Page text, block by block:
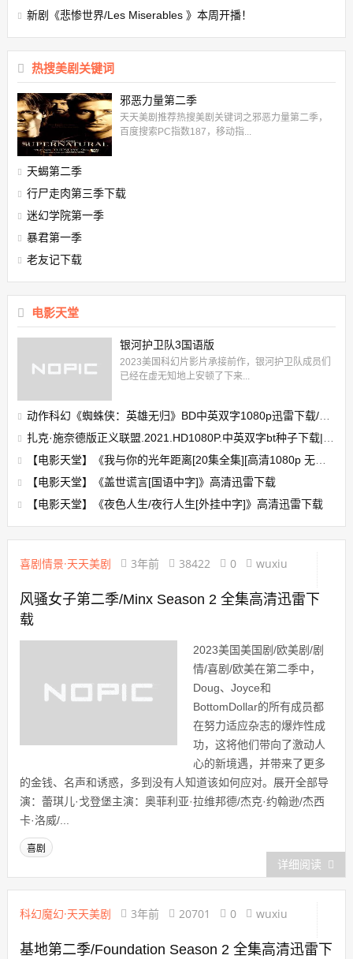
新剧《悲惨世界/Les Miserables 》本周开播！
热搜美剧关键词
邪恶力量第二季
天天美剧推荐热搜美剧关键词之邪恶力量第二季，
百度搜索PC指数187，移动指...
天蝎第二季
行尸走肉第三季下载
迷幻学院第一季
暴君第一季
老友记下载
电影天堂
银河护卫队3国语版
2023美国科幻片影片承接前作，银河护卫队成员们
已经在虚无知地上安顿了下来...
动作科幻《蜘蛛侠：英雄无归》BD中英双字1080p迅雷下载/在线观看
扎克·施奈德版正义联盟.2021.HD1080P.中英双字bt种子下载|迅雷下载
【电影天堂】《我与你的光年距离[20集全集][高清1080p 无水印]》百度云下载
【电影天堂】《盖世谎言[国语中字]》高清迅雷下载
【电影天堂】《夜色人生/夜行人生[外挂中字]》高清迅雷下载
喜剧情景·天天美剧 3年前 38422 0 wuxiu
风骚女子第二季/Minx Season 2 全集高清迅雷下
载
2023美国美国剧/欧美剧/剧
情/喜剧/欧美在第二季中，
Doug、Joyce和
BottomDollar的所有成员都
在努力适应杂志的爆炸性成
功，这将他们带向了激动人
心的新境遇，并带来了更多
的金钱、名声和诱惑，多到没有人知道该如何应对。展开全部导
演：蕾琪儿·戈登堡主演：奥菲利亚·拉维邦德/杰克·约翰逊/杰西
卡·洛威/...
喜剧
详细阅读
科幻魔幻·天天美剧 3年前 20701 0 wuxiu
基地第二季/Foundation Season 2 全集高清迅雷下